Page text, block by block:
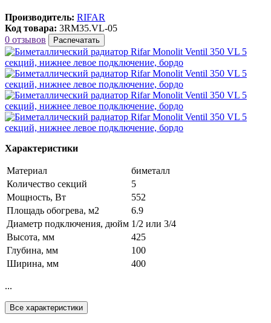
Производитель: RIFAR
Код товара: 3RM35.VL-05
0 отзывов
Распечатать
Характеристики
Материал
биметалл
Количество секций
5
Мощность, Вт
552
Площадь обогрева, м2
6.9
Диаметр подключения, дюйм 1/2 или 3/4
Высота, мм
425
Глубина, мм
100
Ширина, мм
400
...
Все характеристики